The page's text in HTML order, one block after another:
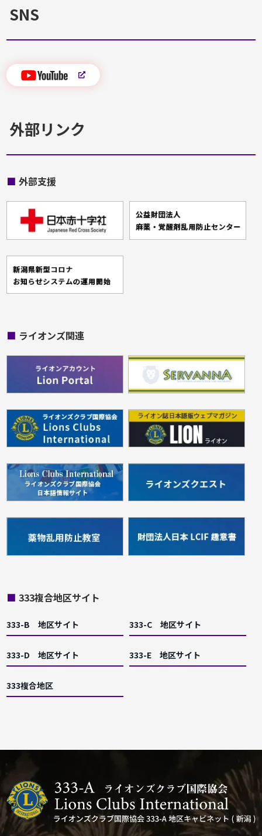
SNS
外部リンク
■ 外部支援
■ ライオンズ関連
■ 333複合地区サイト
333-B 地区サイト 333-C 地区サイト
333-D 地区サイト 333-E 地区サイト
333複合地区